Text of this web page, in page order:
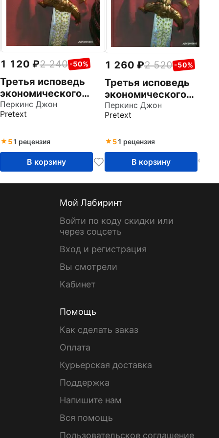
1 120 2 240 -50%
Третья исповедь
экономического
убийцы
Перкинс Джон
Pretext
51 рецензия
В корзину
1 260 2 520 -50%
Третья исповедь
экономического
убийцы
Перкинс Джон
Pretext
51 рецензия
В корзину
Мой Лабиринт
Войти по коду скидки или
через соцсеть
Вход и регистрация
Вы смотрели
Кабинет
Помощь
Как сделать заказ
Оплата
Курьерская доставка
Поддержка
Напишите нам
Вся помощь
Пользовательское соглашение